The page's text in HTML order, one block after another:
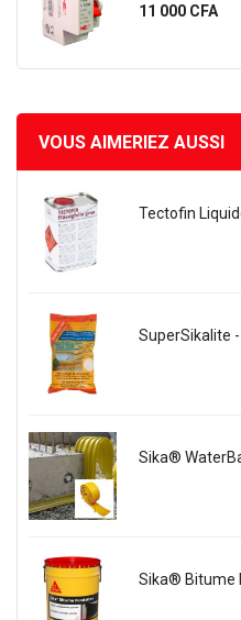
Prix
11 000 CFA
VOUS AIMERIEZ AUSSI
Tectofin
SuperSikalite
Sika®
Sika® Bitume